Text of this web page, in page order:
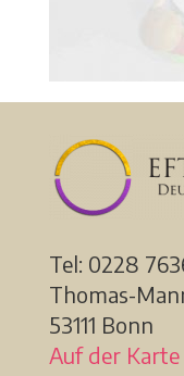
Tel: 0228
Thomas-
53111 Bonn
Auf der Karte